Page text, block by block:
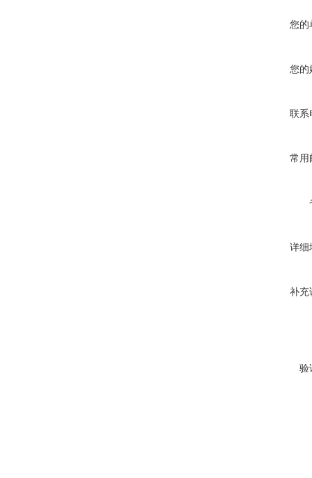
您的
您的
联系
常用
详细
补充
验